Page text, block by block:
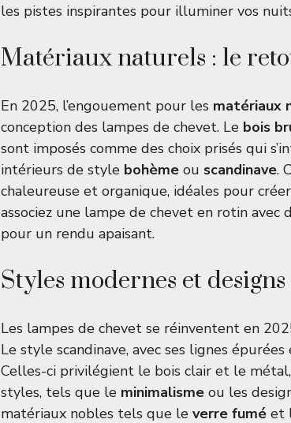
les pistes inspirantes pour illuminer vos
Matériaux naturels : le
En 2025, l’engouement pour les matériaux
conception des lampes de chevet. Le bois
sont imposés comme des choix prisés qui
intérieurs de style bohème ou scandinave.
chaleureuse et organique, idéales pour
associez une lampe de chevet en rotin
pour un rendu apaisant.
Styles modernes et
Les lampes de chevet se réinventent en
Le style scandinave, avec ses lignes
Celles-ci privilégient le bois clair et le
styles, tels que le minimalisme ou les
matériaux nobles tels que le verre fumé et